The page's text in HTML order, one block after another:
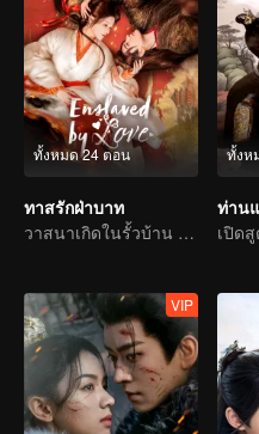
ทั้งหมด 24 ตอน
ทาสรักฝ่าบาท
วาสนาเกิดในรั้วบ้าน รักสลายที่ตำหนักบูรพา
ทั้งห
ท่าน
VIP